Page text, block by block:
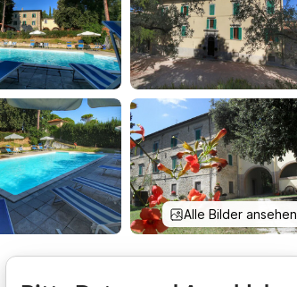
Alle Bilder ansehen